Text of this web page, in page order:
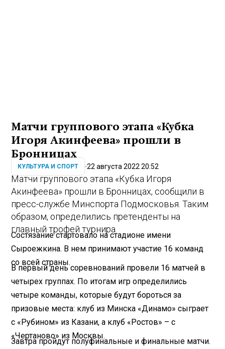
Матчи группового этапа «Кубка
Игоря Акинфеева» прошли в
Бронницах
КУЛЬТУРА И СПОРТ 22 августа 2022 20:52
Матчи группового этапа «Кубка Игоря
Акинфеева» прошли в Бронницах, сообщили в
пресс-службе Минспорта Подмосковья. Таким
образом, определились претенденты на
главный трофей турнира.
Состязание стартовало на стадионе имени
Сыроежкина. В нем принимают участие 16 команд
со всей страны.
В первый день соревнований провели 16 матчей в
четырех группах. По итогам игр определились
четыре команды, которые будут бороться за
призовые места: клуб из Минска «Динамо» сыграет
с «Рубином» из Казани, а клуб «Ростов» – с
«Чертаново» из Москвы.
Завтра пройдут полуфинальные и финальные матчи.